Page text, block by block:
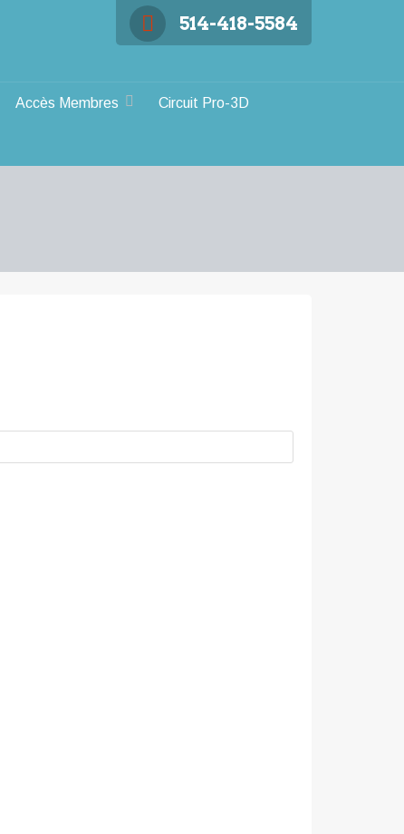
514-418-5584
Accès Membres Circuit Pro-3D